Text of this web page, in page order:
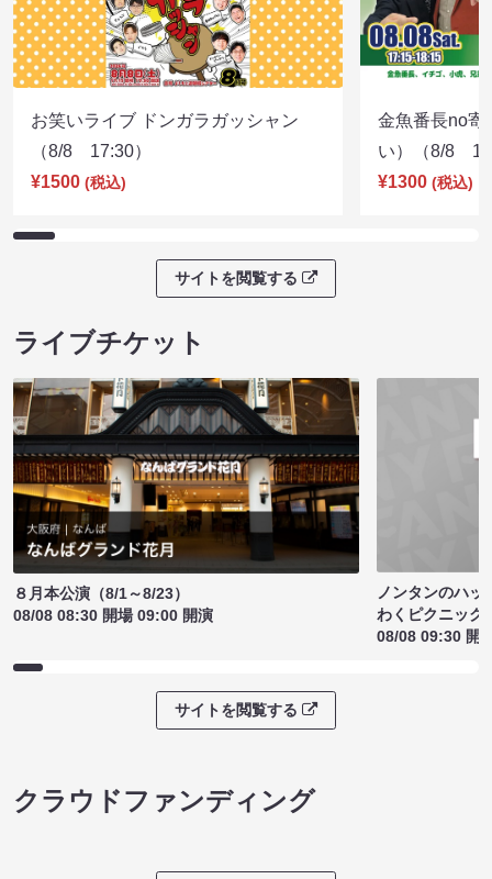
お笑いライブ ドンガラガッシャン
（8/8 17:30）
¥1500 (税込)
金魚番長no寄
い）（8/8
¥1300 (税込)
サイトを閲覧する
ライブチケット
８月本公演（8/1～8/23）
08/08 08:30 開場 09:00 開演
ノンタンのハッ
わくピクニック
08/08 09:30 開
サイトを閲覧する
クラウドファンディング